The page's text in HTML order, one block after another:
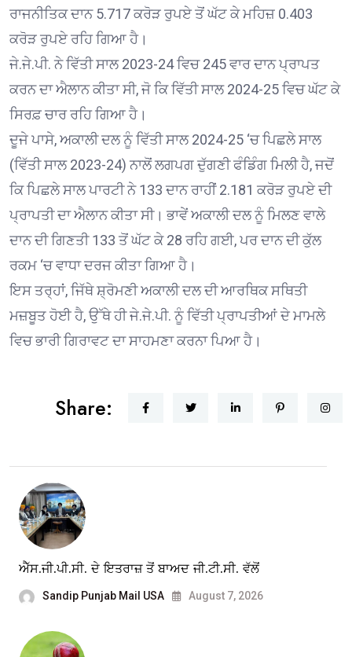
ਰਾਜਨੀਤਿਕ ਦਾਨ 5.717 ਕਰੋੜ ਰੁਪਏ ਤੋਂ ਘੱਟ ਕੇ ਮਹਿਜ਼ 0.403
ਕਰੋੜ ਰੁਪਏ ਰਹਿ ਗਿਆ ਹੈ।
ਜੇ.ਜੇ.ਪੀ. ਨੇ ਵਿੱਤੀ ਸਾਲ 2023-24 ਵਿਚ 245 ਵਾਰ ਦਾਨ ਪ੍ਰਾਪਤ
ਕਰਨ ਦਾ ਐਲਾਨ ਕੀਤਾ ਸੀ, ਜੋ ਕਿ ਵਿੱਤੀ ਸਾਲ 2024-25 ਵਿਚ ਘੱਟ ਕੇ
ਸਿਰਫ਼ ਚਾਰ ਰਹਿ ਗਿਆ ਹੈ।
ਦੂਜੇ ਪਾਸੇ, ਅਕਾਲੀ ਦਲ ਨੂੰ ਵਿੱਤੀ ਸਾਲ 2024-25 ‘ਚ ਪਿਛਲੇ ਸਾਲ
(ਵਿੱਤੀ ਸਾਲ 2023-24) ਨਾਲੋਂ ਲਗਪਗ ਦੁੱਗਣੀ ਫੰਡਿੰਗ ਮਿਲੀ ਹੈ, ਜਦੋਂ
ਕਿ ਪਿਛਲੇ ਸਾਲ ਪਾਰਟੀ ਨੇ 133 ਦਾਨ ਰਾਹੀਂ 2.181 ਕਰੋੜ ਰੁਪਏ ਦੀ
ਪ੍ਰਾਪਤੀ ਦਾ ਐਲਾਨ ਕੀਤਾ ਸੀ। ਭਾਵੇਂ ਅਕਾਲੀ ਦਲ ਨੂੰ ਮਿਲਣ ਵਾਲੇ
ਦਾਨ ਦੀ ਗਿਣਤੀ 133 ਤੋਂ ਘੱਟ ਕੇ 28 ਰਹਿ ਗਈ, ਪਰ ਦਾਨ ਦੀ ਕੁੱਲ
ਰਕਮ ‘ਚ ਵਾਧਾ ਦਰਜ ਕੀਤਾ ਗਿਆ ਹੈ।
ਇਸ ਤਰ੍ਹਾਂ, ਜਿੱਥੇ ਸ਼੍ਰੋਮਣੀ ਅਕਾਲੀ ਦਲ ਦੀ ਆਰਥਿਕ ਸਥਿਤੀ
ਮਜ਼ਬੂਤ ਹੋਈ ਹੈ, ਉੱਥੇ ਹੀ ਜੇ.ਜੇ.ਪੀ. ਨੂੰ ਵਿੱਤੀ ਪ੍ਰਾਪਤੀਆਂ ਦੇ ਮਾਮਲੇ
ਵਿਚ ਭਾਰੀ ਗਿਰਾਵਟ ਦਾ ਸਾਹਮਣਾ ਕਰਨਾ ਪਿਆ ਹੈ।
Share:
ਐੱਸ.ਜੀ.ਪੀ.ਸੀ. ਦੇ ਇਤਰਾਜ਼ ਤੋਂ ਬਾਅਦ ਜੀ.ਟੀ.ਸੀ. ਵੱਲੋਂ
Sandip Punjab Mail USA August 7, 2026